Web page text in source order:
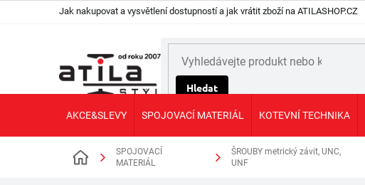
Jak nakupovat a vysvětlení dostupností a jak vrátit zboží na ATILASHOP.CZ
Hledat
AKCE&SLEVY SPOJOVACÍ MATERIÁL KOTEVNÍ TECHNIKA
Domů
SPOJOVACÍ
MATERIÁL
ŠROUBY metrický závit, UNC,
UNF